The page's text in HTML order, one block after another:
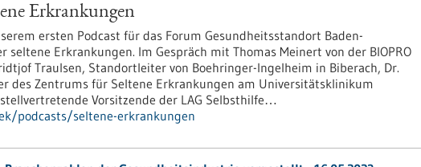
Erkrankungen
ersten Podcast für das Forum Gesundheitsstandort Baden-
Erkrankungen. Im Gespräch mit Thomas Meinert von der BIOPRO
Traulsen, Standortleiter von Boehringer-Ingelheim in Biberach, Dr.
des Zentrums für Seltene Erkrankungen am Universitätsklinikum
Vorsitzende der LAG Selbsthilfe…
podcasts/seltene-erkrankungen